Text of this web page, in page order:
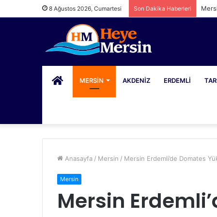
8 Ağustos 2026, Cumartesi Son Dakika Haberleri
PORTALMERSIN AKDENIZ ERDEMLI
Anasayfa / Mersin / Mersin Erdemli’de Domates
Mersin
Mersin